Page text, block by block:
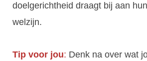
doelgerichtheid draagt bij aan
welzijn.
Tip voor jou: Denk na over wat